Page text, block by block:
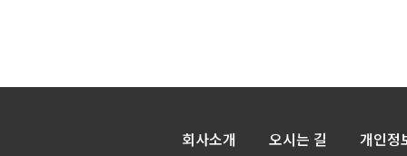
회사소개 오시는 길 개인정